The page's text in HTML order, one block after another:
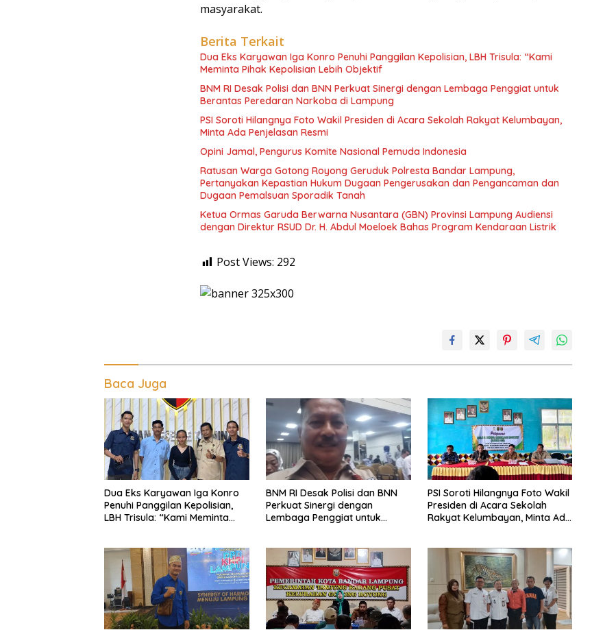
masyarakat.
Berita Terkait
Dua Eks Karyawan Iga Konro Penuhi Panggilan Kepolisian, LBH Trisula: “Kami
Meminta Pihak Kepolisian Lebih Objektif
BNM RI Desak Polisi dan BNN Perkuat Sinergi dengan Lembaga Penggiat untuk
Berantas Peredaran Narkoba di Lampung
PSI Soroti Hilangnya Foto Wakil Presiden di Acara Sekolah Rakyat Kelumbayan,
Minta Ada Penjelasan Resmi
Opini Jamal, Pengurus Komite Nasional Pemuda Indonesia
Ratusan Warga Gotong Royong Geruduk Polresta Bandar Lampung,
Pertanyakan Kepastian Hukum Dugaan Pengerusakan dan Pengancaman dan
Dugaan Pemalsuan Sporadik Tanah
Ketua Ormas Garuda Berwarna Nusantara (GBN) Provinsi Lampung Audiensi
dengan Direktur RSUD Dr. H. Abdul Moeloek Bahas Program Kendaraan Listrik
Post Views: 292
Baca Juga
Dua Eks Karyawan Iga Konro
Penuhi Panggilan Kepolisian,
LBH Trisula: “Kami Meminta
BNM RI Desak Polisi dan BNN
Perkuat Sinergi dengan
Lembaga Penggiat untuk
PSI Soroti Hilangnya Foto Wakil
Presiden di Acara Sekolah
Rakyat Kelumbayan, Minta Ada